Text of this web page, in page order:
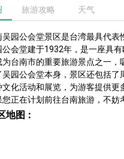
旅游攻略 天气
吴园公会堂景区是台湾最具代
公会堂建于1932年，是一座具
为台南市的重要旅游景点之一
吴园公会堂本身，景区还包括
化活动和展览，为游客提供更
您正在计划前往台南旅游，不
地图：